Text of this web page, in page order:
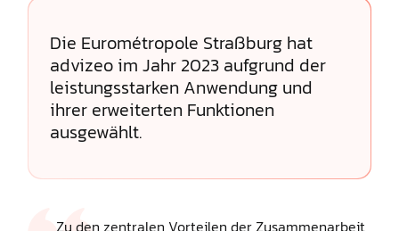
Die Eurométropole Straßburg hat
advizeo im Jahr 2023 aufgrund der
leistungsstarken Anwendung und
ihrer erweiterten Funktionen
ausgewählt.
Zu den zentralen Vorteilen der Zusammenarbeit